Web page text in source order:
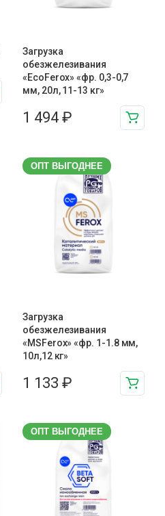
Загрузка
обезжелезивания
«EcoFerox» «фр. 0,3-0,7
мм, 20л, 11-13 кг»
1 494 ₽
ОПТ ВЫГОДНЕЕ
Загрузка
обезжелезивания
«MSFerox» «фр. 1-1.8 мм,
10л,12 кг»
1 133 ₽
ОПТ ВЫГОДНЕЕ